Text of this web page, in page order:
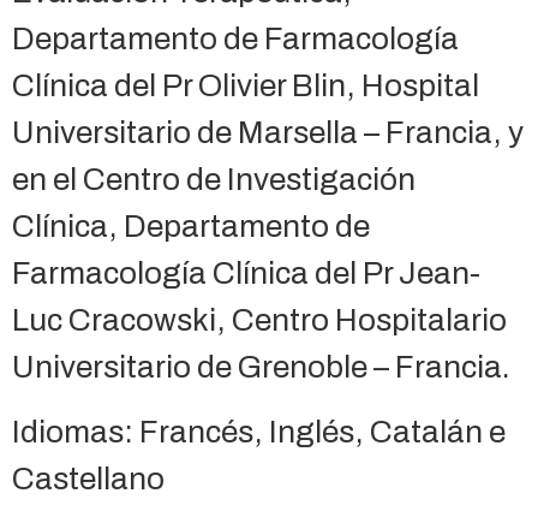
Departamento de Farmacología
Clínica del Pr Olivier Blin, Hospital
Universitario de Marsella – Francia, y
en el Centro de Investigación
Clínica, Departamento de
Farmacología Clínica del Pr Jean-
Luc Cracowski, Centro Hospitalario
Universitario de Grenoble – Francia.
Idiomas: Francés, Inglés, Catalán e
Castellano